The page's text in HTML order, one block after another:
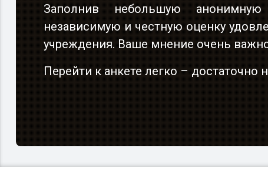
Заполнив небольшую
независимую и честную оценку
учреждения. Ваше мнение очень
Перейти к анкете легко –